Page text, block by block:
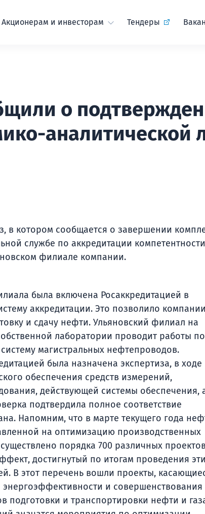
Акционерам и инвесторам Тендеры
о
аналитической
в котором сообщается о завершении
службе по аккредитации компетентности
филиале компании.
была включена Росаккредитацией в
аккредитации. Это позволило компании
и сдачу нефти. Ульяновский филиал на
лаборатории проводит работы по
магистральных нефтепроводов.
была назначена экспертиза, в ходе
обеспечения средств измерений,
действующей системы обеспечения,
подтвердила полное соответствие
Напомним, что в марте текущего года
на оптимизацию производственных
порядка 700 различных
достигнутый по итогам проведения
В этот перечень вошли проекты,
и совершенствования
подготовки и транспортировки нефти и